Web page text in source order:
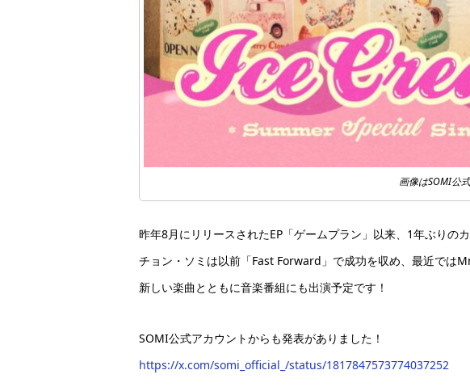
画像はSOMI公
昨年8月にリリースされたEP「ゲームプラン」以来、1年ぶりのカ
チョン・ソミは以前「Fast Forward」で成功を収め、最近では
新しい楽曲とともに音楽番組にも出演予定です！
SOMI公式アカウントからも発表がありました！
https://x.com/somi_official_/status/1817847573774037252